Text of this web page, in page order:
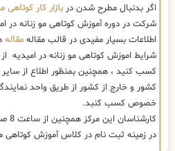
اگر بدنبال مطرح شدن دربازار کار کوتاهی
شرکت در دوره آموزش کوتاهی مو زنانه در
اطلاعات بسیار مفیدی در قالب مقاله مقاله
شرایط اموزش کوتاهی مو زنانه در امیدیه
کسب کنید ، همچنین بمنظور اطلاع از سایر
کشور و خارج از کشور از طریق واحد
خصوص کسب کنبد.
در زمینه ثبت نام در کلاس آموزش کوتاهی